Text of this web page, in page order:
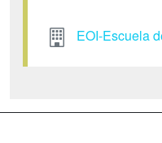
EOI-Escuela